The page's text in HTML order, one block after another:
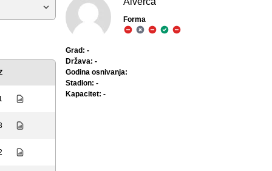
Forma
Grad: -
Država: -
Godina osnivanja:
Stadion: -
Kapacitet: -